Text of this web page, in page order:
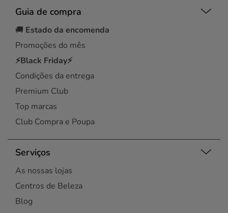
Guia de compra
🚚 Estado da encomenda
Promoções do mês
⚡Black Friday⚡
Condições da entrega
Premium Club
Top marcas
Club Compra e Poupa
Serviços
As nossas lojas
Centros de Beleza
Blog